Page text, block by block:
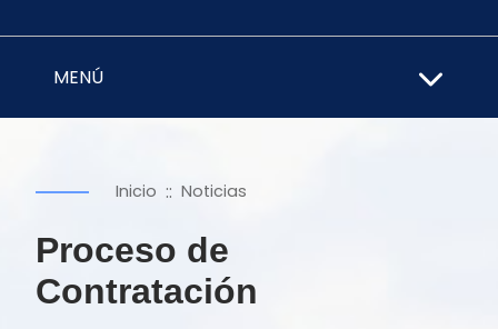
MENÚ
Inicio :: Noticias
Proceso de
Contratación